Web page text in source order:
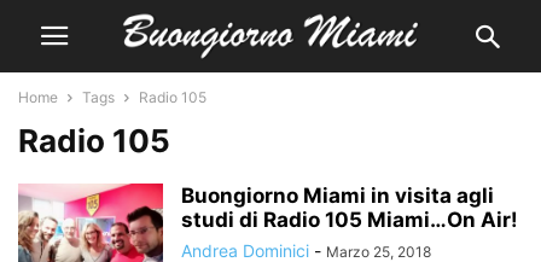
Home Tags Radio 105
Radio 105
Buongiorno Miami in visita agli
studi di Radio 105 Miami…On Air!
Andrea Dominici - Marzo 25, 2018